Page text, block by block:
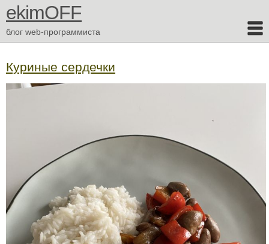
ekimOFF
блог web-программиста
Куриные сердечки